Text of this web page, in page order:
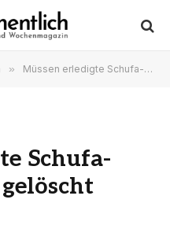
» Müssen erledigte Schufa-Einträge sofort gelöscht werden?
Schufa-